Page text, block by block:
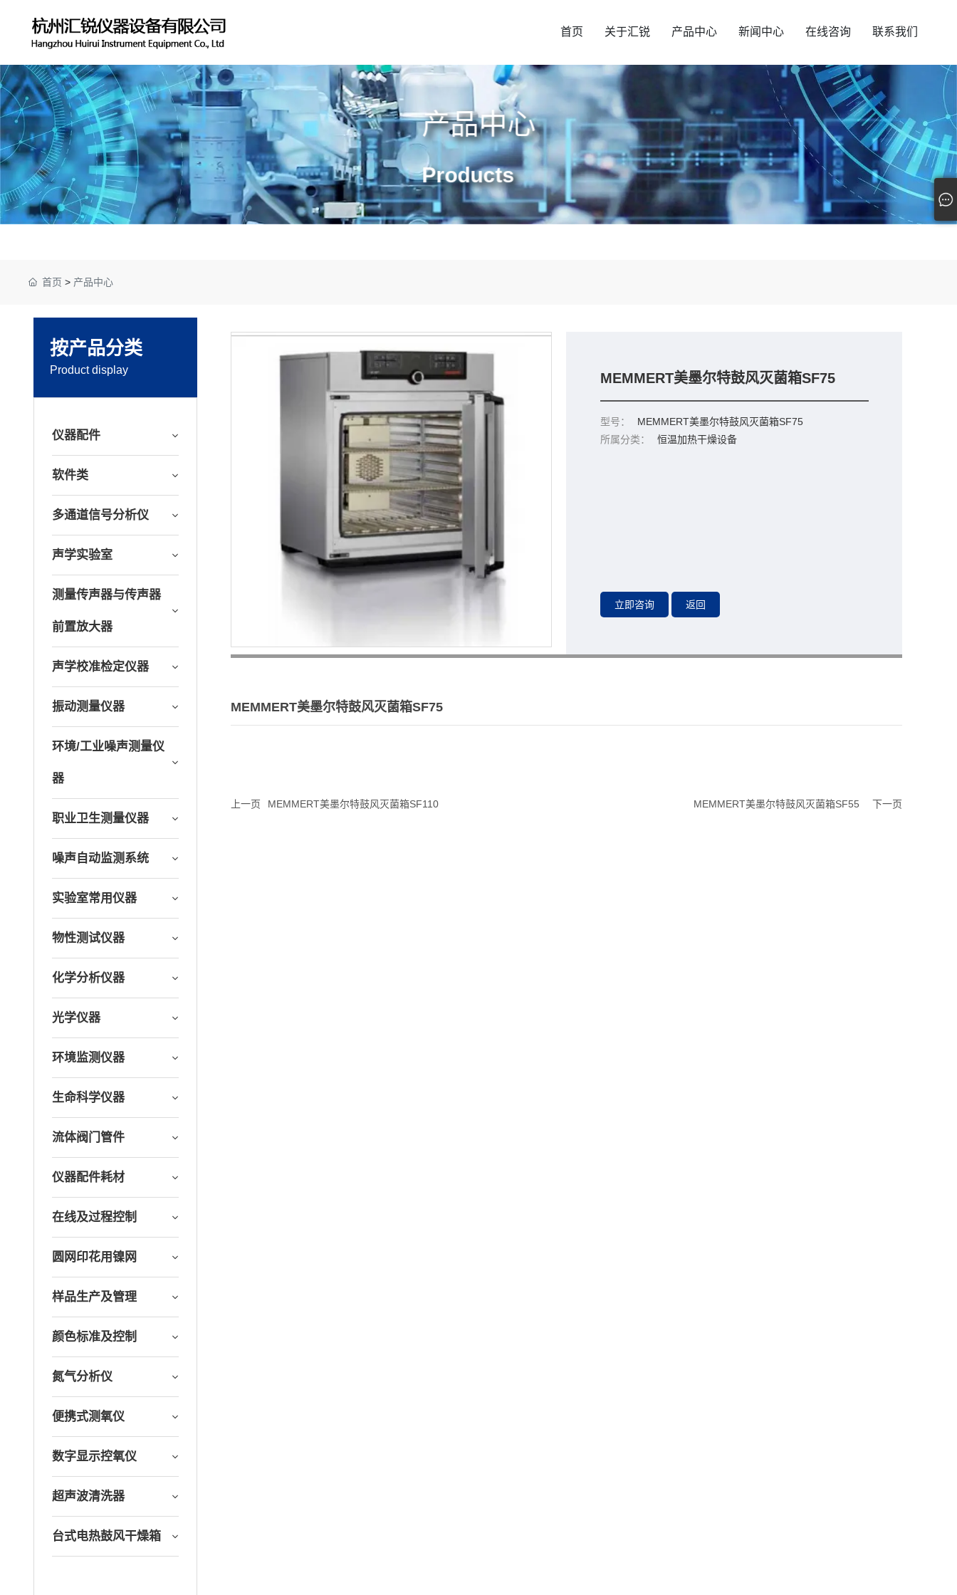
首页 关于汇锐 产品中心 新闻中心 在线咨询 联系我们
产品中心
Products
首页 > 产品中心
按产品分类
Product display
仪器配件
软件类
多通道信号分析仪
声学实验室
测量传声器与传声器
前置放大器
声学校准检定仪器
振动测量仪器
环境/工业噪声测量仪
器
职业卫生测量仪器
噪声自动监测系统
实验室常用仪器
物性测试仪器
化学分析仪器
光学仪器
环境监测仪器
生命科学仪器
流体阀门管件
仪器配件耗材
在线及过程控制
圆网印花用镍网
样品生产及管理
颜色标准及控制
氮气分析仪
便携式测氧仪
数字显示控氧仪
超声波清洗器
台式电热鼓风干燥箱
MEMMERT美墨尔特鼓风灭菌箱SF75
型号：
MEMMERT美墨尔特鼓风灭菌箱SF75
所属分类：
恒温加热干燥设备
MEMMERT美墨尔特鼓风灭菌箱SF75
上一页 MEMMERT美墨尔特鼓风灭菌箱SF110 MEMMERT美墨尔特鼓风灭菌箱SF55 下一页